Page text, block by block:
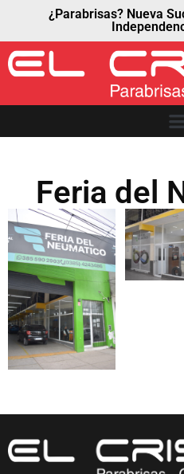
¿Parabrisas? Nueva
Feria del